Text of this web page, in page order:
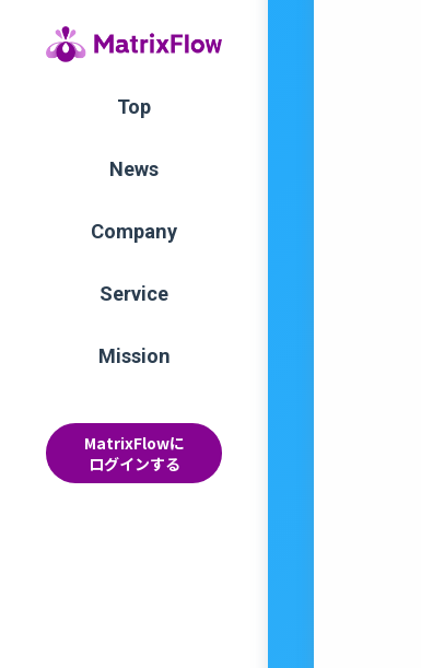
Top
News
Company
Service
Mission
MatrixFlowに
ログインする